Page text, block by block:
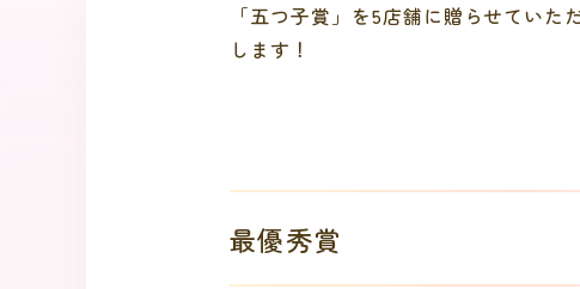
「五つ子賞」を5店舗に贈らせてい
します！
最優秀賞